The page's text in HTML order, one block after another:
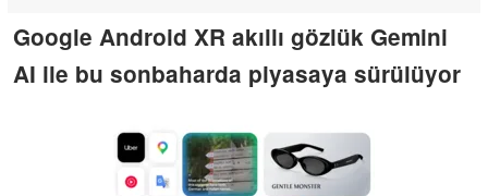
Google Android XR akıllı gözlük Gemini
AI ile bu sonbaharda piyasaya sürülüyor